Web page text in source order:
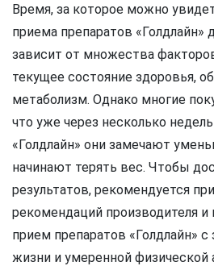
Время, за которое можно
приема препаратов «Голдлайн»
зависит от множества
текущее состояние здоровья,
метаболизм. Однако многие
что уже через несколько
«Голдлайн» они замечают
начинают терять вес. Чтобы
результатов, рекомендуется
рекомендаций производителя и
прием препаратов «Голдлайн»
жизни и умеренной физической